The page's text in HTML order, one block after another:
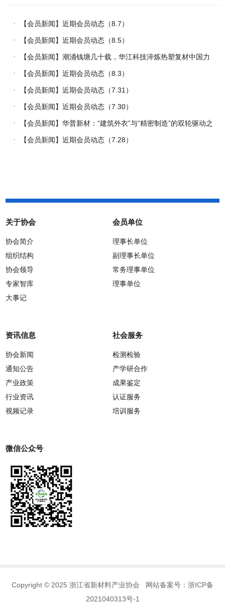
【会员新闻】近期会员动态（8.7）
【会员新闻】近期会员动态（8.5）
【会员新闻】潮涌钱塘几十载，华江科技淬炼热塑复材中国力
量
【会员新闻】近期会员动态（8.3）
【会员新闻】近期会员动态（7.31）
【会员新闻】近期会员动态（7.30）
【会员新闻】华普新材：“建筑外衣”与“精密制造”的双轮驱动之
路
【会员新闻】近期会员动态（7.28）
关于协会
协会简介
组织结构
协会领导
专家智库
大事记
会员单位
理事长单位
副理事长单位
常务理事单位
理事单位
资讯信息
协会新闻
通知公告
产业政策
行业资讯
视频记录
社会服务
检测检验
产学研合作
成果鉴定
认证服务
培训服务
微信公众号
Copyright © 2025 浙江省新材料产业协会 网站备案号： 浙ICP备
2021040313号-1